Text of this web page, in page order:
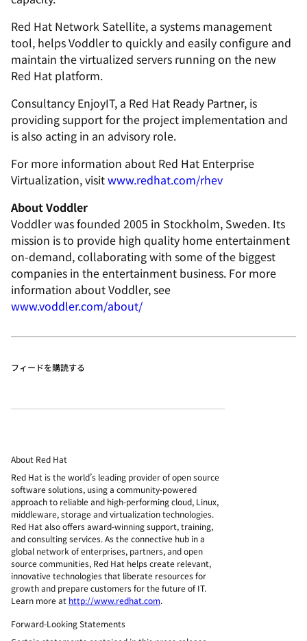
Red Hat Network Satellite, a systems management
tool, helps Voddler to quickly and easily configure and
maintain the virtualized servers running on the new
Red Hat platform.
Consultancy EnjoyIT, a Red Hat Ready Partner, is
providing support for the project implementation and
is also acting in an advisory role.
For more information about Red Hat Enterprise
Virtualization, visitwww.redhat.com/rhev
About Voddler
Voddler was founded 2005 in Stockholm, Sweden. Its
mission is to provide high quality home entertainment
on-demand, collaborating with some of the biggest
companies in the entertainment business. For more
information about Voddler, see
www.voddler.com/about/
フィードを購読する
About Red Hat
Red Hat is the world’s leading provider of open source
software solutions, using a community-powered
approach to reliable and high-performing cloud, Linux,
middleware, storage and virtualization technologies.
Red Hat also offers award-winning support, training,
and consulting services. As the connective hub in a
global network of enterprises, partners, and open
source communities, Red Hat helps create relevant,
innovative technologies that liberate resources for
growth and prepare customers for the future of IT.
Learn more at http://www.redhat.com.
Forward-Looking Statements